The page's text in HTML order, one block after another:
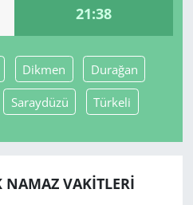
21:38
Dikmen Durağan
Saraydüzü Türkeli
NAMAZ VAKITLERI